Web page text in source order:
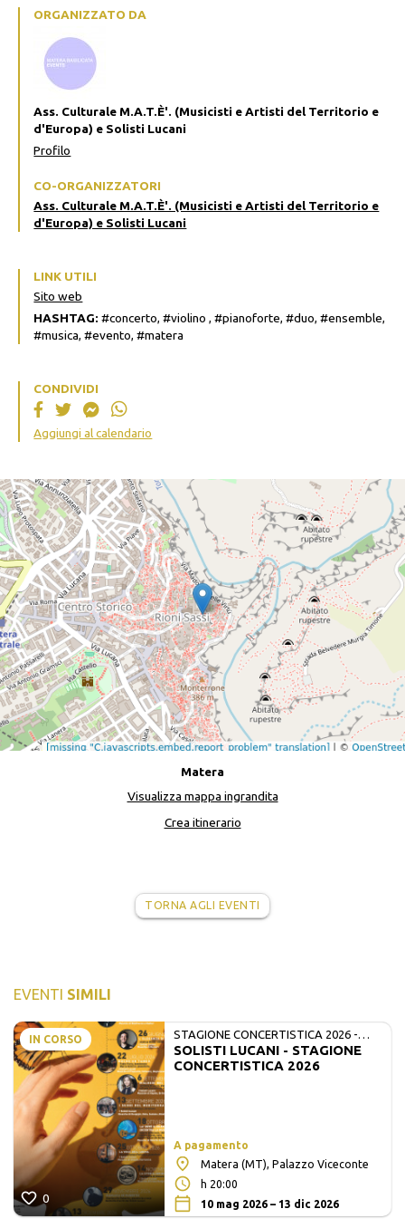
ORGANIZZATO DA
Ass. Culturale M.A.T.È'. (Musicisti e Artisti del Territorio e
d'Europa) e Solisti Lucani
Profilo
CO-ORGANIZZATORI
Ass. Culturale M.A.T.È'. (Musicisti e Artisti del Territorio e
d'Europa) e Solisti Lucani
LINK UTILI
Sito web
HASHTAG: #concerto, #violino , #pianoforte, #duo, #ensemble,
#musica, #evento, #matera
CONDIVIDI
Aggiungi al calendario
Matera
Visualizza mappa ingrandita
Crea itinerario
TORNA AGLI EVENTI
EVENTI SIMILI
IN CORSO
0
STAGIONE CONCERTISTICA 2026 -
MATE E SOLISTI LUCANI
SOLISTI LUCANI - STAGIONE
CONCERTISTICA 2026
A pagamento
Matera (MT), Palazzo Viceconte
h 20:00
10 mag 2026 – 13 dic 2026